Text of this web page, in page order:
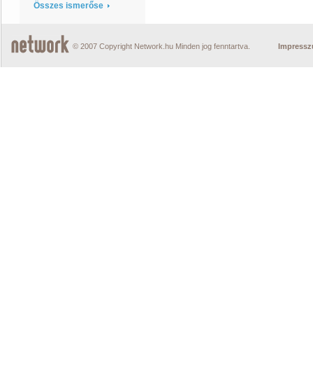
Összes ismerőse
© 2007 Copyright Network.hu Minden jog fenntartva.